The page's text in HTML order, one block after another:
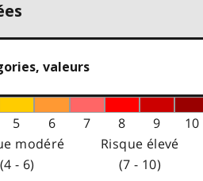
valeurs
5 6 7 8 9
10
modéré
(4 - 6)
Risque élevé
(7 - 10)